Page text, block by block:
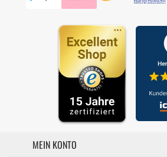
MEIN KONTO